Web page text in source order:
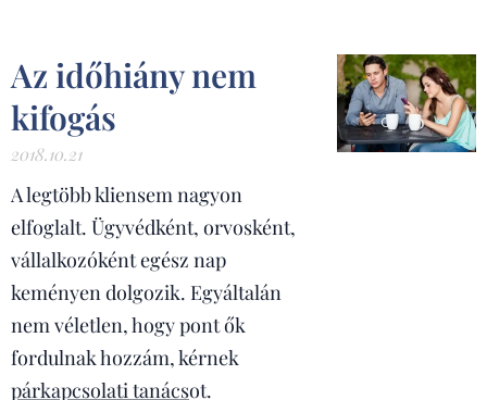
Az időhiány nem
kifogás
2018.10.21
A legtöbb kliensem nagyon
elfoglalt. Ügyvédként, orvosként,
vállalkozóként egész nap
keményen dolgozik. Egyáltalán
nem véletlen, hogy pont ők
fordulnak hozzám, kérnek
párkapcsolati tanácsot.